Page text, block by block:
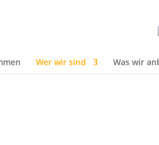
Wer wir sind Was wir